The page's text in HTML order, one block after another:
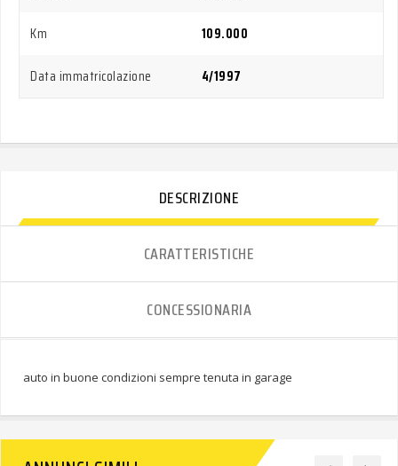
Km
109.000
Data immatricolazione
4/1997
DESCRIZIONE
CARATTERISTICHE
CONCESSIONARIA
auto in buone condizioni sempre tenuta in garage